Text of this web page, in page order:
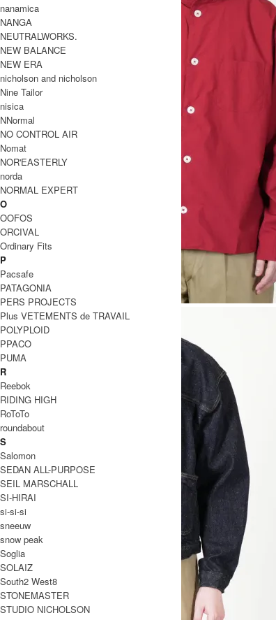
nanamica
NANGA
NEUTRALWORKS.
NEW BALANCE
NEW ERA
nicholson and nicholson
Nine Tailor
nisica
NNormal
NO CONTROL AIR
Nomat
NOR'EASTERLY
norda
NORMAL EXPERT
O
OOFOS
ORCIVAL
Ordinary Fits
P
Pacsafe
PATAGONIA
PERS PROJECTS
Plus VETEMENTS de TRAVAIL
POLYPLOID
PPACO
PUMA
R
Reebok
RIDING HIGH
RoToTo
roundabout
S
Salomon
SEDAN ALL-PURPOSE
SEIL MARSCHALL
SI-HIRAI
si-si-si
sneeuw
snow peak
Soglia
SOLAIZ
South2 West8
STONEMASTER
STUDIO NICHOLSON